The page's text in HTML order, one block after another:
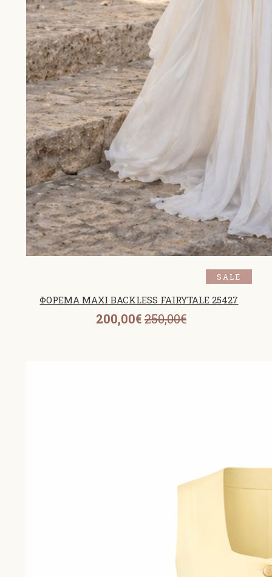
SALE
ΦΟΡΕΜΑ MAXI BACKLESS FAIRYTALE 25427
200,00€250,00€